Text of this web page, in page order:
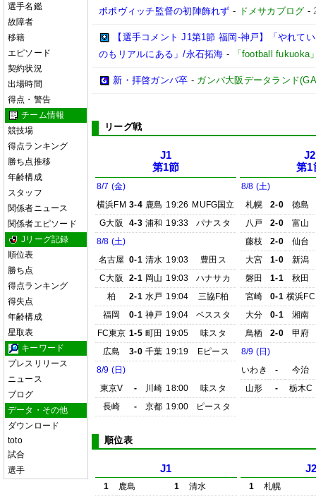
選手名鑑
故障者
移籍
エピソード
契約状況
出場時間
得点・警告
チーム情報
競技場
得点ランキング
勝ち点推移
年齢構成
スタッフ
関係者ニュース
関係者エピソード
Jリーグ記録
順位表
勝ち点
得点ランキング
得失点
年齢構成
星取表
キーワード
プレスリリース
ニュース
ブログ
データ・その他
ダウンロード
toto
試合
選手
ポポヴィッチ監督の初陣飾れず - ドメサカブログ -
【選手コメント J1第1節 福岡-神戸】「やれて
のもリアルにある」/永石拓海 - 「football fukuoka
新・拝啓ガンバ卒 - ガンバ大阪データランド
リーグ戦
J1
第1節
8/7 (金)
横浜FM 3-4 鹿島 19:26 MUFG国立
G大阪
4-3 浦和 19:33
パナスタ
8/8 (土)
名古屋 0-1 清水 19:03
豊田ス
C大阪
2-1 岡山 19:03
ハナサカ
柏
2-1 水戸 19:04
三協F柏
福岡
0-1 神戸 19:04
ベススタ
FC東京 1-5 町田 19:05
味スタ
広島
3-0 千葉 19:19
Eピース
8/9 (日)
東京V
- 川崎 18:00
味スタ
長崎
- 京都 19:00 ピースタ
J2
第1
8/8 (土)
札幌
2-0
徳島
八戸
2-0
富山
藤枝
2-0
仙台
大宮
1-0
新潟
磐田
1-1
秋田
宮崎
0-1 横浜FC
大分
0-1
湘南
鳥栖
2-0
甲府
8/9 (日)
いわき
-
今治
山形
- 栃木C
順位表
J1
1 鹿島 1
清水
1
札幌